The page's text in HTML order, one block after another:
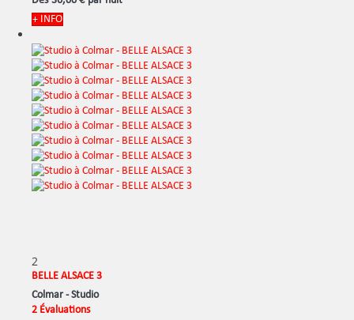
+ INFO
2
BELLE ALSACE 3
Colmar -Studio
2 Évaluations